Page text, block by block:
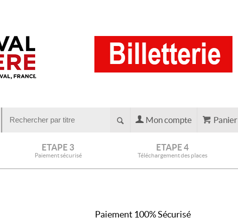
Panier
Mon compte
ETAPE 3
Paiement sécurisé
ETAPE 4
Téléchargement des places
Paiement 100% Sécurisé